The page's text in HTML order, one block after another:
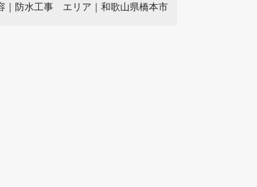
｜防水工事 エリア｜和歌山県橋本市